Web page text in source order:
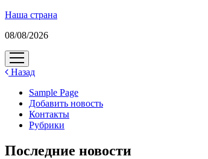
Наша страна
08/08/2026
открыть
меню
Назад
Sample Page
Добавить новость
Контакты
Рубрики
Последние новости